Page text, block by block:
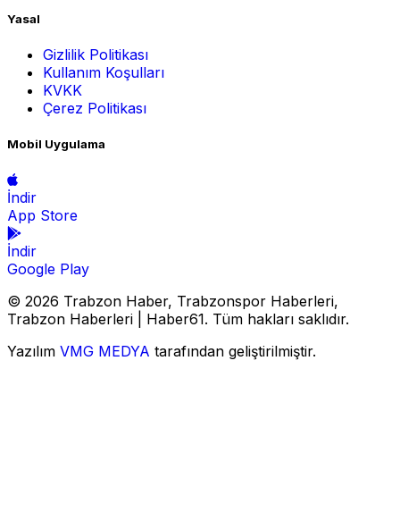
Yasal
Gizlilik Politikası
Kullanım Koşulları
KVKK
Çerez Politikası
Mobil Uygulama
İndir
App Store
İndir
Google Play
© 2026 Trabzon Haber, Trabzonspor Haberleri,
Trabzon Haberleri | Haber61. Tüm hakları saklıdır.
Yazılım VMG MEDYA tarafından geliştirilmiştir.